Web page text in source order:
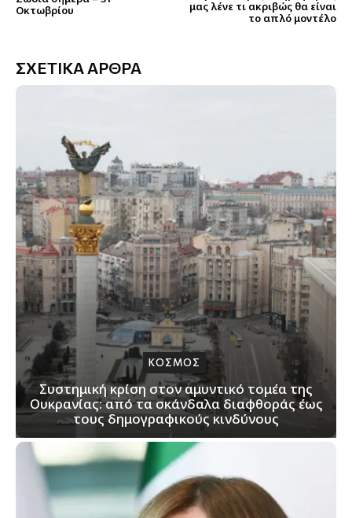
Οκτωβρίου
μας λένε τι ακριβώς θα είναι
το απλό μοντέλο
ΣΧΕΤΙΚΑ ΑΡΘΡΑ
ΚΟΣΜΟΣ
Συστημική κρίση στον αμυντικό τομέα της
Ουκρανίας: από τα σκάνδαλα διαφθοράς έως
τους δημογραφικούς κινδύνους